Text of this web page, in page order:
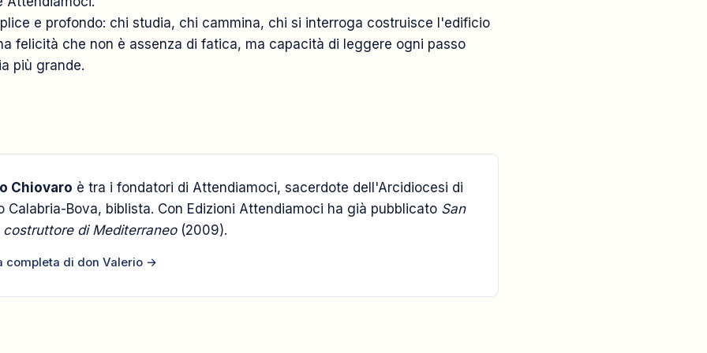
e profondo: chi studia, chi cammina, chi si interroga costruisce l'edificio
felicità che non è assenza di fatica, ma capacità di leggere ogni passo
più grande.
Chiovaro è tra i fondatori di Attendiamoci, sacerdote dell'Arcidiocesi di
Calabria-Bova, biblista. Con Edizioni Attendiamoci ha già pubblicato San
costruttore di Mediterraneo(2009).
completa di don Valerio →